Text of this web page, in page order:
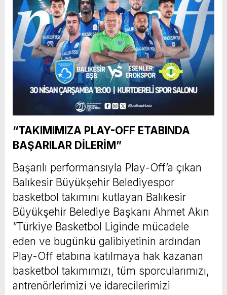
“TAKIMIMIZA PLAY-OFF ETABINDA
BAŞARILAR DİLERİM”
Başarılı performansıyla Play-Off’a çıkan
Balıkesir Büyükşehir Belediyespor
basketbol takımını kutlayan Balıkesir
Büyükşehir Belediye Başkanı Ahmet Akın
“Türkiye Basketbol Liginde mücadele
eden ve bugünkü galibiyetinin ardından
Play-Off etabına katılmaya hak kazanan
basketbol takımımızı, tüm sporcularımızı,
antrenörlerimizi ve idarecilerimizi